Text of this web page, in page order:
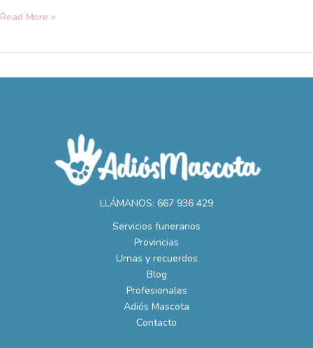
Read More »
LLÁMANOS: 667 936 429
Servicios funerarios
Provincias
Urnas y recuerdos
Blog
Profesionales
Adiós Mascota
Contacto